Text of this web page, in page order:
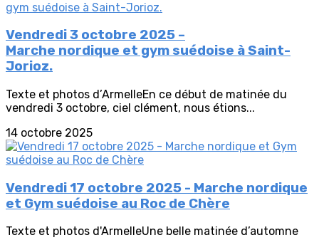
Vendredi 3 octobre 2025 –
Marche nordique et gym suédoise à Saint-
Jorioz.
Texte et photos d’ArmelleEn ce début de matinée du
vendredi 3 octobre, ciel clément, nous étions...
14 octobre 2025
Vendredi 17 octobre 2025 - Marche nordique
et Gym suédoise au Roc de Chère
Texte et photos d'ArmelleUne belle matinée d’automne